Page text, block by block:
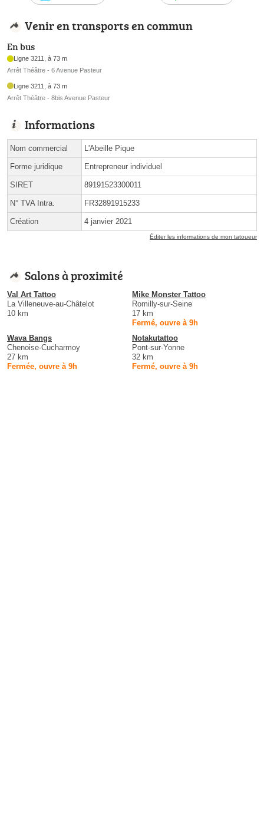
Venir en transports en commun
En bus
Ligne 3211, à 73 m
Arrêt Théâtre - 6 Avenue Pasteur
Ligne 3211, à 73 m
Arrêt Théâtre - 8bis Avenue Pasteur
Informations
Nom commercial L'Abeille Pique
Forme juridique Entrepreneur individuel
SIRET 89191523300011
N° TVA Intra. FR32891915233
Création 4 janvier 2021
Éditer les informations de mon tatoueur
Salons à proximité
Val Art Tattoo
La Villeneuve-au-Châtelot
10 km
Mike Monster Tattoo
Romilly-sur-Seine
17 km
Fermé, ouvre à 9h
Wava Bangs
Chenoise-Cucharmoy
27 km
Fermée, ouvre à 9h
Notakutattoo
Pont-sur-Yonne
32 km
Fermé, ouvre à 9h